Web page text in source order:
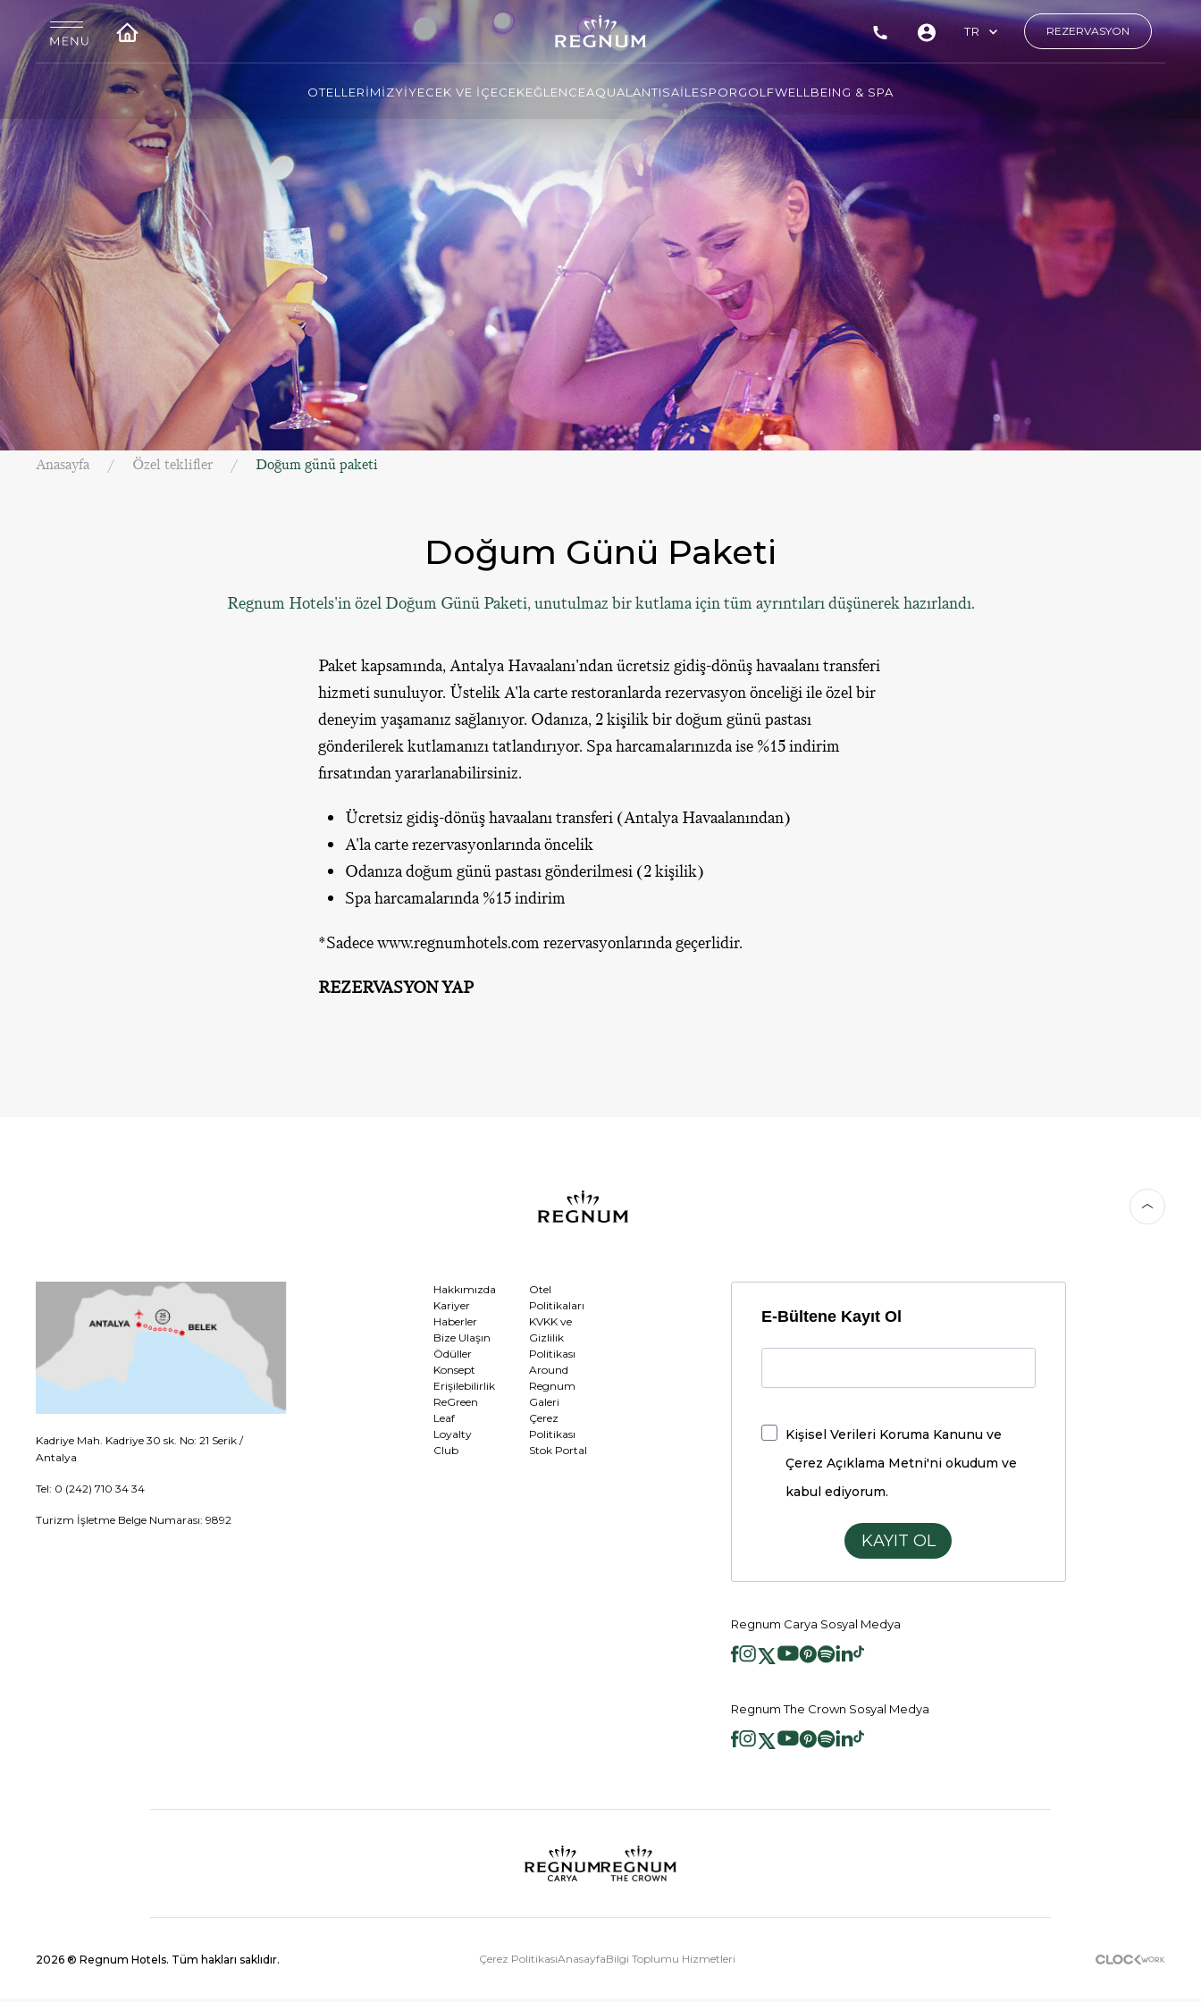
TR REZERVASYON
OTELLERİMİZYİYECEK VE İÇECEKEĞLENCEAQUALANTISAİLESPORGOLFWELLBEING & SPA
Anasayfa Özel teklifler Doğum günü paketi
Doğum Günü Paketi
Regnum Hotels'in özel Doğum Günü Paketi, unutulmaz bir kutlama için tüm ayrıntıları düşünerek hazırlandı.
Paket kapsamında, Antalya Havaalanı'ndan ücretsiz gidiş-dönüş havaalanı transferi
hizmeti sunuluyor. Üstelik A'la carte restoranlarda rezervasyon önceliği ile özel bir
deneyim yaşamanız sağlanıyor. Odanıza, 2 kişilik bir doğum günü pastası
gönderilerek kutlamanızı tatlandırıyor. Spa harcamalarınızda ise %15 indirim
fırsatından yararlanabilirsiniz.
Ücretsiz gidiş-dönüş havaalanı transferi (Antalya Havaalanından)
A'la carte rezervasyonlarında öncelik
Odanıza doğum günü pastası gönderilmesi (2 kişilik)
Spa harcamalarında %15 indirim
*Sadecewww.regnumhotels.comrezervasyonlarında geçerlidir.
REZERVASYON YAP
Kadriye Mah. Kadriye 30 sk. No: 21 Serik /
Antalya
Tel: 0 (242) 710 34 34
Turizm İşletme Belge Numarası: 9892
Hakkımızda
Kariyer
Haberler
Bize Ulaşın
Ödüller
Konsept
Erişilebilirlik
ReGreen
Leaf
Loyalty
Club
Otel
Politikaları
KVKK ve
Gizlilik
Politikası
Around
Regnum
Galeri
Çerez
Politikası
Stok Portal
E-Bültene Kayıt Ol
Kişisel Verileri Koruma Kanunu ve
Çerez Açıklama Metni'ni okudum ve
kabul ediyorum.
KAYIT OL
Regnum Carya Sosyal Medya
Regnum The Crown Sosyal Medya
2026 ® Regnum Hotels. Tüm hakları saklıdır. Çerez PolitikasıAnasayfaBilgi Toplumu Hizmetleri